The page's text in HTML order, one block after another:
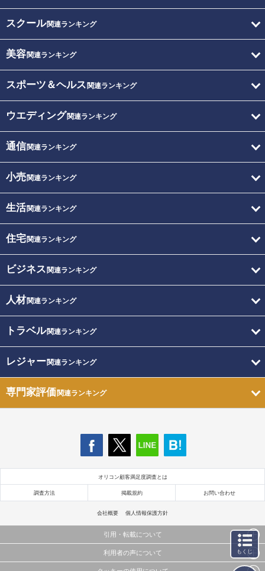
スクール関連ランキング
美容関連ランキング
スポーツ＆ヘルス 関連ランキング
ウエディング関連ランキング
通信関連ランキング
小売関連ランキング
生活関連ランキング
住宅関連ランキング
ビジネス 関連ランキング
人材関連ランキング
トラベル関連ランキング
レジャー関連ランキング
専門家評価関連ランキング
オリコン顧客満足度調査とは
調査方法 掲載規約 お問い合わせ
会社概要 個人情報保護方針
引用・転載について
当サイトで公開されている情報（文字、写真、イラスト、画像データ等）及びこれらの配置・
利用者の声について もくじ